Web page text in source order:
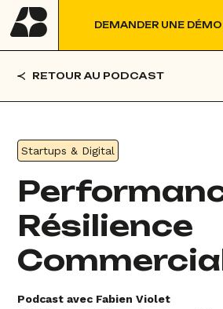
DEMANDER UNE DÉMO
RETOUR AU PODCAST
Startups & Digital
Résilience
Podcast avec Fabien Violet